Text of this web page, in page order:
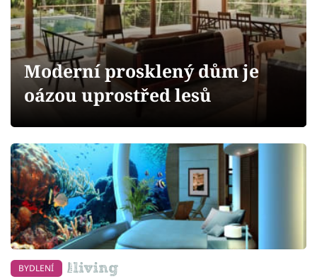
Přihlášení
Sledujte nás
Moderní prosklený dům je
oázou uprostřed lesů
BYDLENÍ